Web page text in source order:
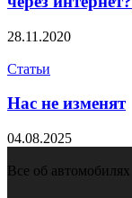
28.11.2020
Статьи
Нас не изменят
04.08.2025
Все об автомобилях